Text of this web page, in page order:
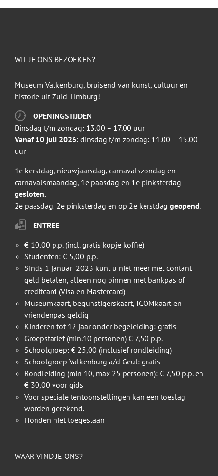
WIL JE ONS BEZOEKEN?
Museum Valkenburg, bruisend van kunst, cultuur en
historie uit Zuid-Limburg!
OPENINGSTIJDEN
Dinsdag t/m zondag: 13.00 – 17.00 uur
Vanaf 10 juli 2026: dinsdag t/m zondag: 11.00 – 15.00
uur
1e kerstdag, nieuwjaarsdag, carnavalszondag en
carnavalsmaandag, 1e paasdag en 1e pinksterdag
gesloten.
2e paasdag, 2e pinksterdag en op 2e kerstdag geopend.
ENTREE
€ 10,00 p.p. (incl. gratis kopje koffie)
Studenten: € 5,00 p.p.
Sinds 1 januari 2023 kunt u niet meer met contant
geld betalen, alleen nog pinnen met bankpas of
creditcard (Visa en Mastercard)
Museumkaart, begunstigerskaart, ICOMkaart en
vriendenpas geldig
Kinderen tot 12 jaar onder begeleiding: gratis
Groepstarief (min.10 personen) € 7,50 p.p.
Schoolgroep: € 25,00 (inclusief rondleiding)
Schoolgroep Valkenburg a/d Geul: gratis
Rondleiding (min 10, max 25 personen): € 7,50 p.p. en
€ 30,00 voor gids
Voor speciale tentoonstellingen kan een toeslag
worden gerekend.
Honden niet toegestaan
WAAR VIND JE ONS?